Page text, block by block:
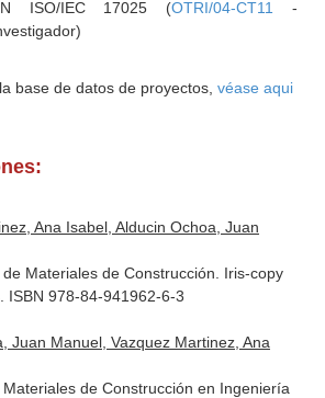
ISO/IEC 17025 (OTRI/04-CT11
-
base de datos de proyectos, véase aqui
Ana Isabel, Alducin Ochoa, Juan
Materiales de Construcción. Iris-copy
ISBN 978-84-941962-6-3
Juan Manuel, Vazquez Martinez, Ana
de Construcción en Ingeniería